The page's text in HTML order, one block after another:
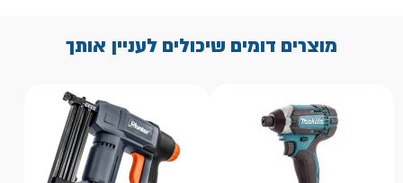
מוצרים דומים שיכולים לעניין אותך